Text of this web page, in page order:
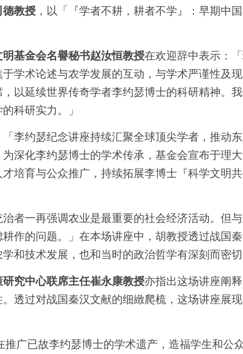
教授 ，以「『学者不耕，耕者不学』：早期中
基金会名譽秘书赵汝恒教授在欢迎辞中表示：
学术论述与农学发展的互动，与学术严谨性及
以延续世界传奇学者李约瑟博士的科研精神。
科研实力。」
「李约瑟纪念讲座持续汇聚全球顶尖学者，推动
深化李约瑟博士的学术传承，基金会宣布于理
培育与公众推广，持续拓展李博士『科学文明
者一再强调农业是最重要的社会经济活动。但
作的问题。」在本场讲座中，胡教授透过战国
和技术发展，也和当时的政治哲学有深刻而密切
究中心联席主任崔永康教授亦指出这场讲座阐
透过对战国秦汉文献的细緻爬梳，这场讲座展
广已故李约瑟博士的学术遗产，造福学生和公